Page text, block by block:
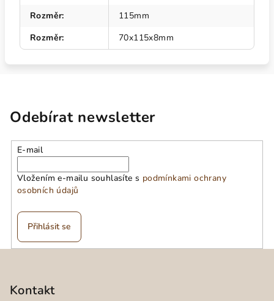
Rozměr:
115mm
Rozměr: 70x115x8mm
Odebírat newsletter
E-mail
Vložením e-mailu souhlasíte s podmínkami ochrany
osobních údajů
Přihlásit se
Kontakt